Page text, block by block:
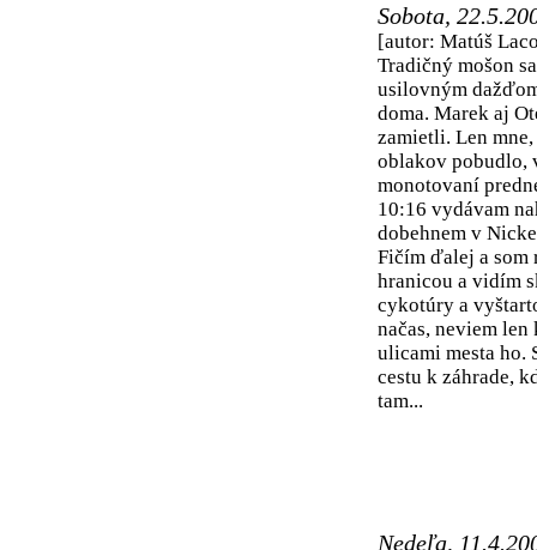
Sobota,
[autor: Matúš
Tradičný mošon
usilovným
doma. Marek aj
zamietli. Len
oblakov pobudlo,
monotovaní
10:16 vydávam
dobehnem v
Fičím ďalej a som
hranicou a vidím
cykotúry a
načas, neviem len
ulicami mesta ho.
cestu k záhrade,
tam...
Nedeľa,